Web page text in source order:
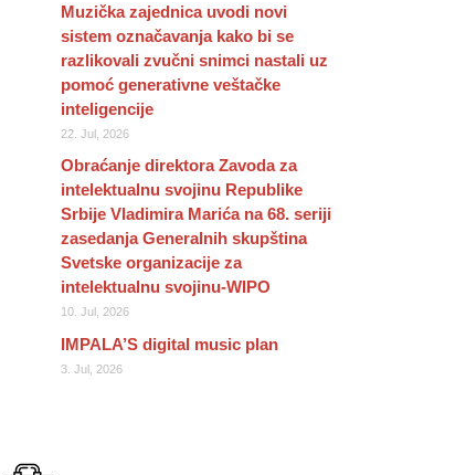
Muzička zajednica uvodi novi
sistem označavanja kako bi se
razlikovali zvučni snimci nastali uz
pomoć generativne veštačke
inteligencije
22. Jul, 2026
Obraćanje direktora Zavoda za
intelektualnu svojinu Republike
Srbije Vladimira Marića na 68. seriji
zasedanja Generalnih skupština
Svetske organizacije za
intelektualnu svojinu-WIPO
10. Jul, 2026
IMPALA’S digital music plan
3. Jul, 2026